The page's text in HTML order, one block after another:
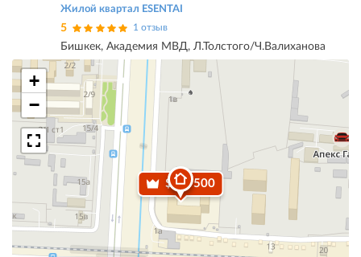
Жилой квартал ESENTAI
5 1 отзыв
Бишкек, Академия МВД, Л.Толстого/Ч.Валиханова
$ 62 500
+
−